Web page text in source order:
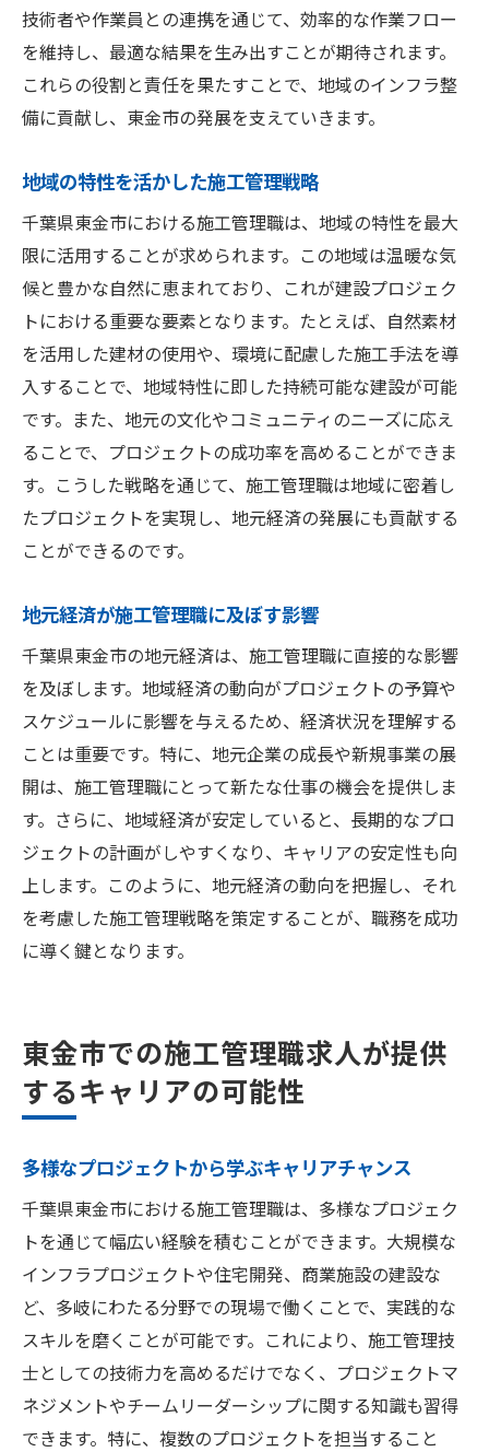
技術者や作業員との連携を通じて、効率的な作業フロー
を維持し、最適な結果を生み出すことが期待されます。
これらの役割と責任を果たすことで、地域のインフラ整
備に貢献し、東金市の発展を支えていきます。
地域の特性を活かした施工管理戦略
千葉県東金市における施工管理職は、地域の特性を最大
限に活用することが求められます。この地域は温暖な気
候と豊かな自然に恵まれており、これが建設プロジェク
トにおける重要な要素となります。たとえば、自然素材
を活用した建材の使用や、環境に配慮した施工手法を導
入することで、地域特性に即した持続可能な建設が可能
です。また、地元の文化やコミュニティのニーズに応え
ることで、プロジェクトの成功率を高めることができま
す。こうした戦略を通じて、施工管理職は地域に密着し
たプロジェクトを実現し、地元経済の発展にも貢献する
ことができるのです。
地元経済が施工管理職に及ぼす影響
千葉県東金市の地元経済は、施工管理職に直接的な影響
を及ぼします。地域経済の動向がプロジェクトの予算や
スケジュールに影響を与えるため、経済状況を理解する
ことは重要です。特に、地元企業の成長や新規事業の展
開は、施工管理職にとって新たな仕事の機会を提供しま
す。さらに、地域経済が安定していると、長期的なプロ
ジェクトの計画がしやすくなり、キャリアの安定性も向
上します。このように、地元経済の動向を把握し、それ
を考慮した施工管理戦略を策定することが、職務を成功
に導く鍵となります。
東金市での施工管理職求人が提供
するキャリアの可能性
多様なプロジェクトから学ぶキャリアチャンス
千葉県東金市における施工管理職は、多様なプロジェク
トを通じて幅広い経験を積むことができます。大規模な
インフラプロジェクトや住宅開発、商業施設の建設な
ど、多岐にわたる分野での現場で働くことで、実践的な
スキルを磨くことが可能です。これにより、施工管理技
士としての技術力を高めるだけでなく、プロジェクトマ
ネジメントやチームリーダーシップに関する知識も習得
できます。特に、複数のプロジェクトを担当すること